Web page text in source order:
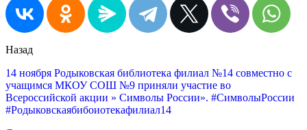
Назад
14 ноября Родыковская библиотека филиал №14 совместно с
учащимся МКОУ СОШ №9 приняли участие во
Всероссийской акции » Символы России». #СимволыРоссии
#Родыковскаябибоиотекафилиал14